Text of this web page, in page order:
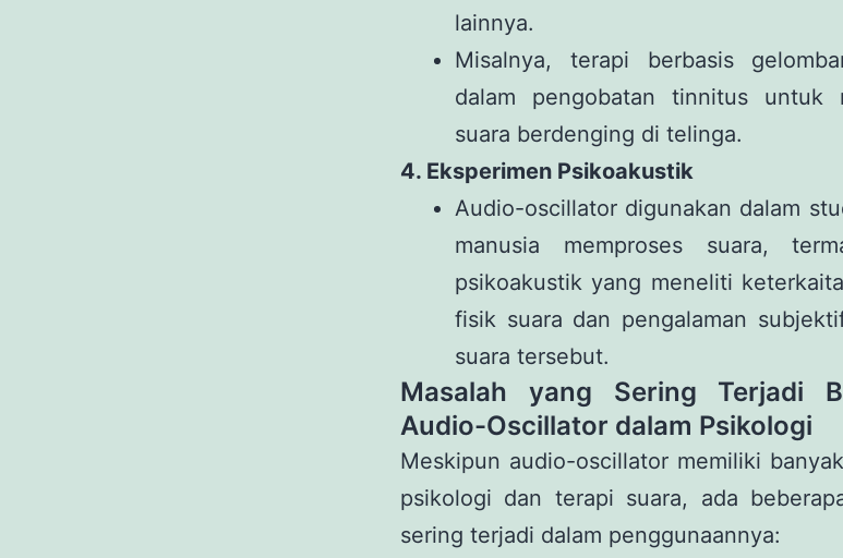
lainnya.
Misalnya, terapi berbasis
dalam pengobatan tinnitus untuk
suara berdenging di telinga.
4. Eksperimen Psikoakustik
Audio-oscillator digunakan dalam
manusia memproses suara,
psikoakustik yang meneliti
fisik suara dan pengalaman
suara tersebut.
Masalah yang Sering Terjadi
Audio-Oscillator dalam Psikologi
Meskipun audio-oscillator memiliki
psikologi dan terapi suara, ada
sering terjadi dalam penggunaannya: